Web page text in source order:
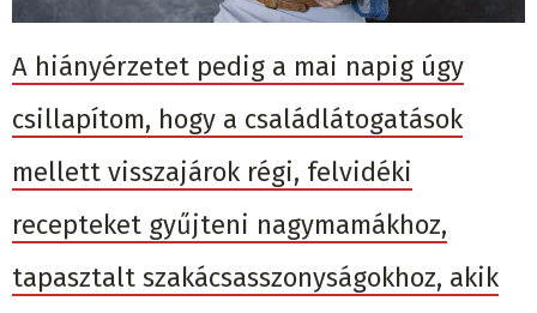
A hiányérzetet pedig a mai napig úgy
csillapítom, hogy a családlátogatások
mellett visszajárok régi, felvidéki
recepteket gyűjteni nagymamákhoz,
tapasztalt szakácsasszonyságokhoz, akik